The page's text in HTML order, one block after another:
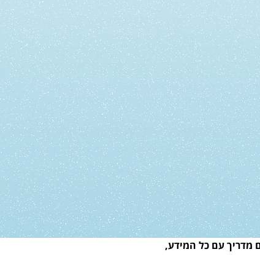
מדריך עם כל המידע,